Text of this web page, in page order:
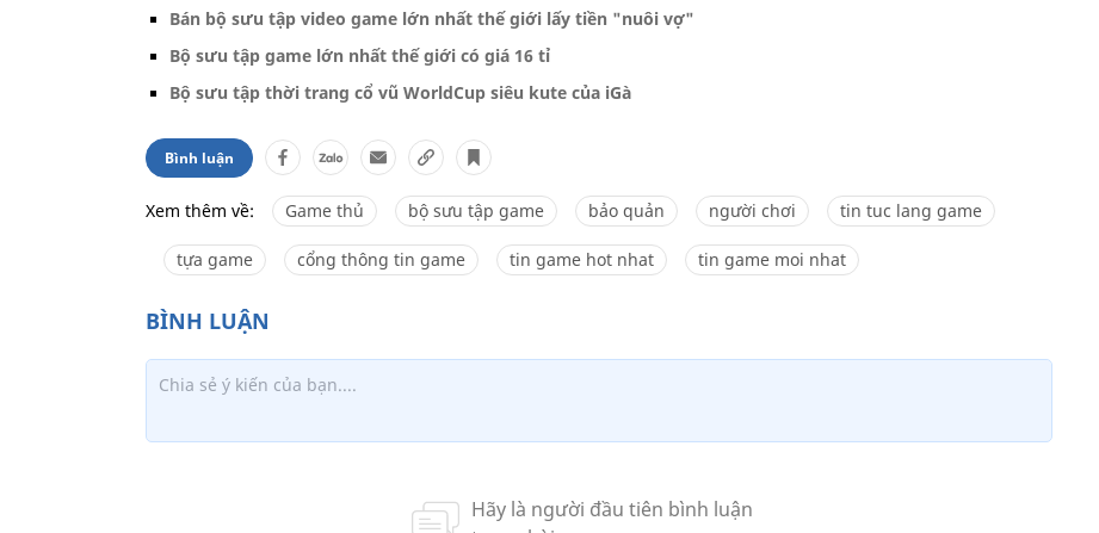
Bán bộ sưu tập video game lớn nhất thế giới lấy tiền "nuôi vợ"
Bộ sưu tập game lớn nhất thế giới có giá 16 tỉ
Bộ sưu tập thời trang cổ vũ WorldCup siêu kute của iGà
Bình luận
Xem thêm về: Game thủ bộ sưu tập game bảo quản người chơi tin tuc lang game
tựa game cổng thông tin game tin game hot nhat tin game moi nhat